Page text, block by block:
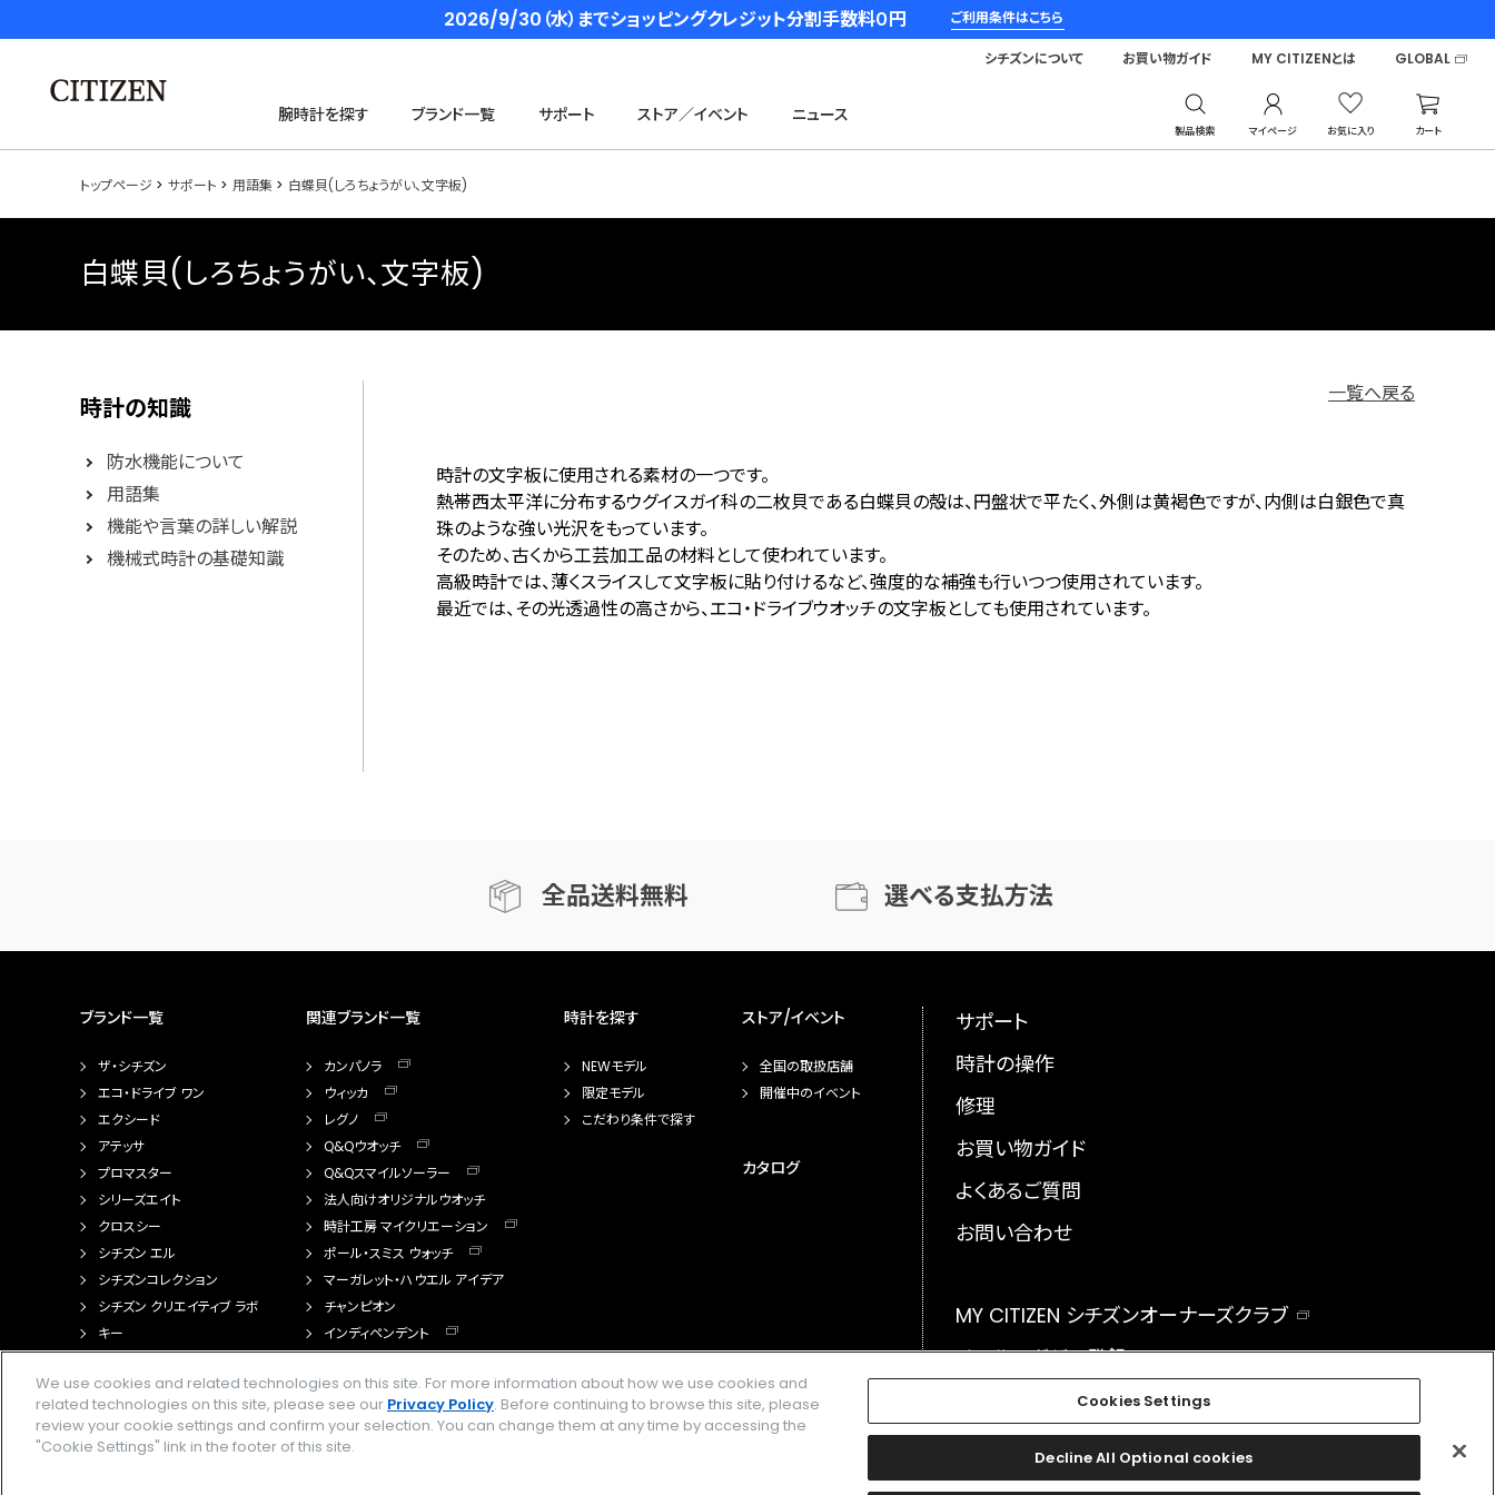
2026/9/30（水）までショッピングクレジット分割手数料０円 ご利用条件はこちら
腕時計を探す ブランド一覧 サポート ストア／イベント ニュース
製品検索 マイページ お気に入り カート
シチズンについて お買い物ガイド MY CITIZENとは GLOBAL
トップページ サポート 用語集 白蝶貝(しろちょうがい、文字板)
白蝶貝(しろちょうがい、文字板)
時計の知識
防水機能について
用語集
機能や言葉の詳しい解説
機械式時計の基礎知識
一覧へ戻る
時計の文字板に使用される素材の一つです。
熱帯西太平洋に分布するウグイスガイ科の二枚貝である白蝶貝の殻は、円盤状で平たく、外側は黄褐色ですが、内側は白銀色で真
珠のような強い光沢をもっています。
そのため、古くから工芸加工品の材料として使われています。
高級時計では、薄くスライスして文字板に貼り付けるなど、強度的な補強も行いつつ使用されています。
最近では、その光透過性の高さから、エコ・ドライブウオッチの文字板としても使用されています。
全品送料無料 選べる支払方法
ブランド一覧
ザ・シチズン
エコ・ドライブ ワン
エクシード
アテッサ
プロマスター
シリーズエイト
クロスシー
シチズン エル
シチズンコレクション
シチズン クリエイティブ ラボ
キー
関連ブランド一覧
カンパノラ
ウィッカ
レグノ
Q&Qウオッチ
Q&Qスマイルソーラー
法人向けオリジナルウオッチ
時計工房 マイクリエーション
ポール・スミス ウォッチ
マーガレット・ハウエル アイデア
チャンピオン
インディペンデント
時計を探す
NEWモデル
限定モデル
こだわり条件で探す
ストア/イベント
全国の取扱店舗
開催中のイベント
カタログ
サポート
時計の操作
修理
お買い物ガイド
よくあるご質問
お問い合わせ
MY CITIZEN シチズンオーナーズクラブ
メールマガジン登録
facebookinstagramtwitter
We use cookies and related technologies on this site. For more information about how we use cookies and
related technologies on this site, please see our Privacy Policy. Before continuing to browse this site, please
review your cookie settings and confirm your selection. You can change them at any time by accessing the
"Cookie Settings" link in the footer of this site.
Cookies Settings
Decline All Optional cookies